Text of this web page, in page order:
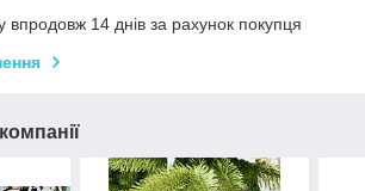
впродовж 14 днів за рахунок покупця